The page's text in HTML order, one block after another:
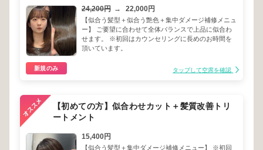
24,200円 → 22,000円
【似合う髪型＋似合う艶色＋集中ダメージ補修メニュ
ー】 ご要望に合わせて全体バランスで上品に似合わ
せます。 ※初回はカウンセリングに長めのお時間を
頂いています。
新規のみ タップして空席を確認
【初めての方】似合わせカット＋髪質改善トリ
ートメント
15,400円
【似合う髪型＋集中ダメージ補修メニュー】 ※初回